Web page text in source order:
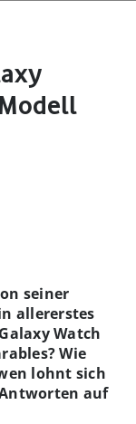
seiner
allererstes
Watch
Wie
lohnt sich
auf